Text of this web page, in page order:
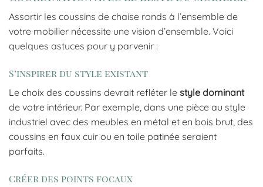
Assortir les coussins de chaise ronds à l’ensemble de
votre mobilier nécessite une vision d’ensemble. Voici
quelques astuces pour y parvenir :
S’inspirer du style existant
Le choix des coussins devrait refléter le style dominant
de votre intérieur. Par exemple, dans une pièce au style
industriel avec des meubles en métal et en bois brut, des
coussins en faux cuir ou en toile patinée seraient
parfaits.
Créer des points focaux